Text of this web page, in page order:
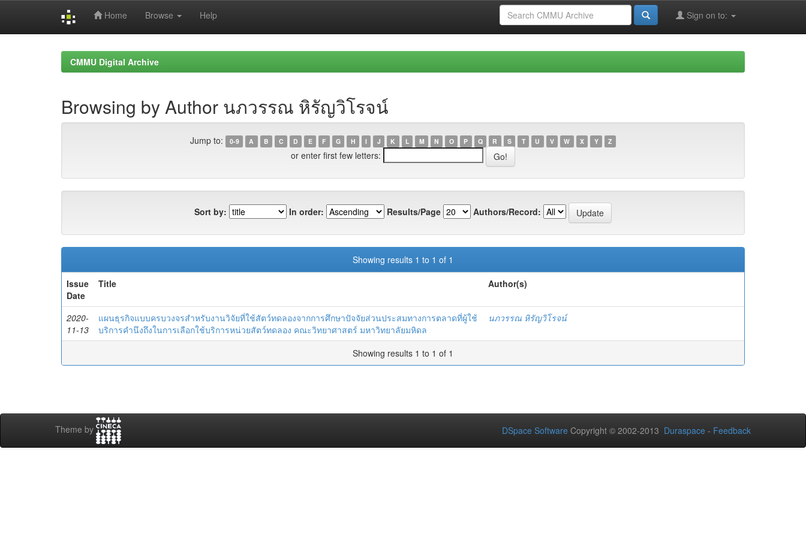
Home Browse Help Sign on to:
CMMU Digital Archive
Browsing by Author นภวรรณ หิรัญวิโรจน์
Jump to: 0-9 A B C D E F G H I J K L M N O P Q R S T U V W X Y Z
or enter first few letters:
Sort by: In order: Results/Page Authors/Record:
Showing results 1 to 1 of 1
Issue
Date
Title Author(s)
2020-
11-13
แผนธุรกิจแบบครบวงจรสำหรับงานวิจัยที่ใช้สัตว์ทดลองจากการศึกษาปัจจัยส่วนประสมทางการตลาดที่ผู้ใช้
บริการคำนึงถึงในการเลือกใช้บริการหน่วยสัตว์ทดลอง คณะวิทยาศาสตร์ มหาวิทยาลัยมหิดล
นภวรรณ หิรัญวิโรจน์
Showing results 1 to 1 of 1
Theme by DSpace Software Copyright © 2002-2013 Duraspace - Feedback